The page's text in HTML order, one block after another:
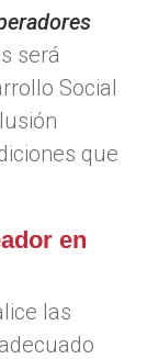
será
Social
que
en
las